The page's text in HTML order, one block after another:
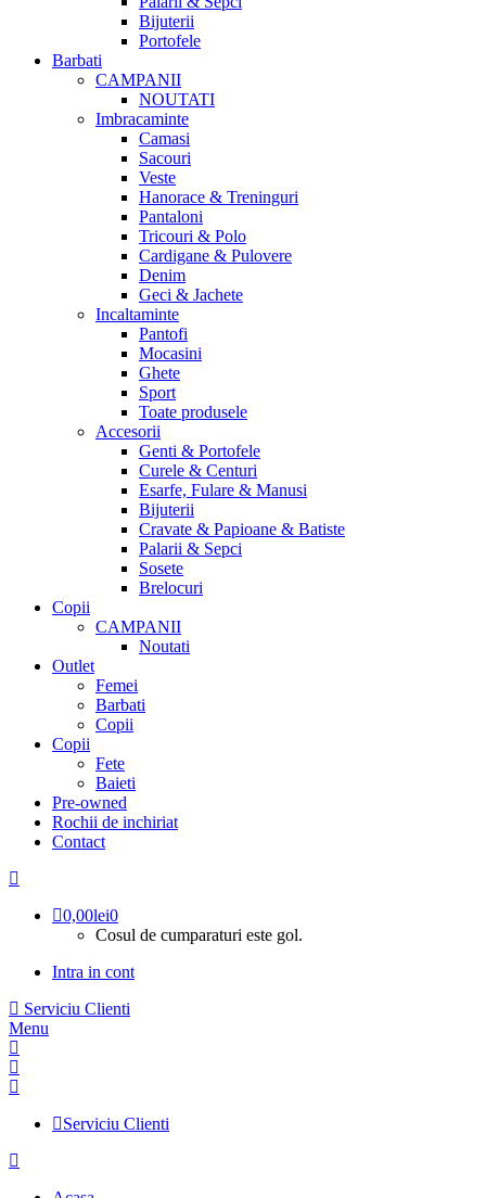
Bijuterii
Portofele
Barbati
CAMPANII
NOUTATI
Imbracaminte
Camasi
Sacouri
Veste
Hanorace & Treninguri
Pantaloni
Tricouri & Polo
Cardigane & Pulovere
Denim
Geci & Jachete
Incaltaminte
Pantofi
Mocasini
Ghete
Sport
Toate produsele
Accesorii
Genti & Portofele
Curele & Centuri
Esarfe, Fulare & Manusi
Bijuterii
Cravate & Papioane & Batiste
Palarii & Sepci
Sosete
Brelocuri
Copii
CAMPANII
Noutati
Outlet
Femei
Barbati
Copii
Copii
Fete
Baieti
Pre-owned
Rochii de inchiriat
Contact
0,00lei0
Cosul de cumparaturi este gol.
Intra in cont
Serviciu Clienti
Menu
Serviciu Clienti